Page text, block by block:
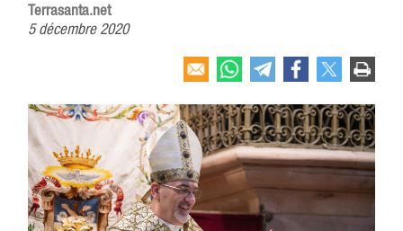
Terrasanta.net
5 décembre 2020